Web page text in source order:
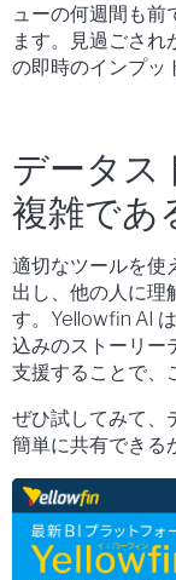
ューの何週間も前
ます。見過ごされ
の即時のインプッ
データス
複雑であ
適切なツールを使
出し、他の人に理
す。Yellowfin AI
込みのストーリー
支援することで、
ぜひ試してみて、
簡単に共有できる